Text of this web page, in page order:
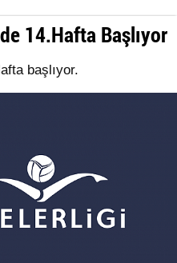
14.Hafta Başlıyor
başlıyor.